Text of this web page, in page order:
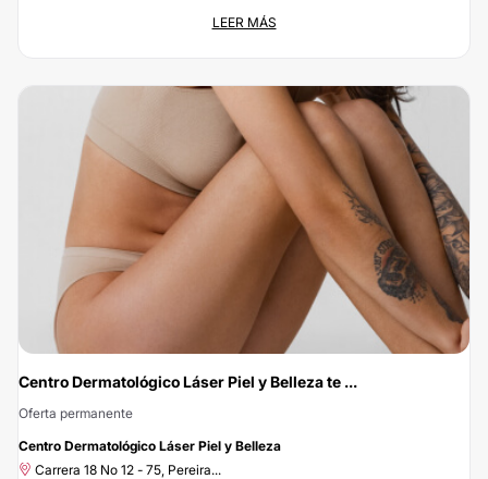
No dejes escapar esta oportunidad: con Clinicasesteticas.com.co vas a
ahorrar el 5% si te pones en las manos de Doctor Mario Cruz Cirujano
Plástico.. Si estás buscando el mejor precio para un servicio de calidad, ¡has
encontrado la mejor opción! Porque en Clinicasesteticas.com.co, no queremos
que el precio sea el problema.
LEER MÁS
-10%
Centro Dermatológico Láser Piel y Belleza te ...
Oferta permanente
Centro Dermatológico Láser Piel y Belleza
Carrera 18 No 12 - 75, Pereira...